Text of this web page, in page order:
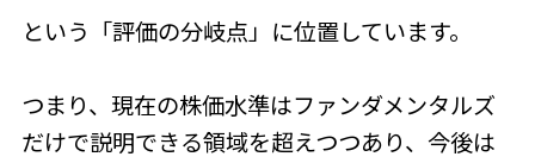
という「評価の分岐点」に位置しています。
つまり、現在の株価水準はファンダメンタルズ
だけで説明できる領域を超えつつあり、今後は